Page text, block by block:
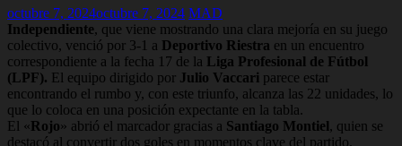
octubre 7, 2024octubre 7, 2024 MAD
Independiente, que viene mostrando una clara mejoría en su juego
colectivo, venció por 3-1 a Deportivo Riestra en un encuentro
correspondiente a la fecha 17 de la Liga Profesional de Fútbol
(LPF). El equipo dirigido por Julio Vaccari parece estar
encontrando el rumbo y, con este triunfo, alcanza las 22 unidades, lo
que lo coloca en una posición expectante en la tabla.
El «Rojo» abrió el marcador gracias a Santiago Montiel, quien se
destacó al convertir dos goles en momentos clave del partido,